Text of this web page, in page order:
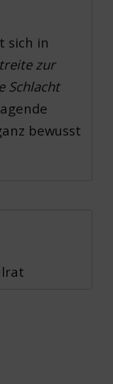
sich in
zur
Schlacht
bewusst